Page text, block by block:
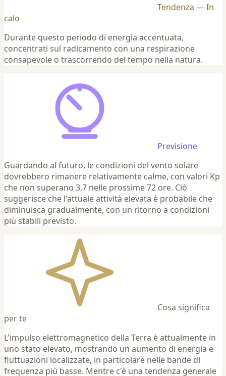
Tendenza — In
calo
Durante questo periodo di energia accentuata,
concentrati sul radicamento con una respirazione
consapevole o trascorrendo del tempo nella natura.
Previsione
Guardando al futuro, le condizioni del vento solare
dovrebbero rimanere relativamente calme, con valori Kp
che non superano 3,7 nelle prossime 72 ore. Ciò
suggerisce che l'attuale attività elevata è probabile che
diminuisca gradualmente, con un ritorno a condizioni
più stabili previsto.
Cosa significa
per te
L'impulso elettromagnetico della Terra è attualmente in
uno stato elevato, mostrando un aumento di energia e
fluttuazioni localizzate, in particolare nelle bande di
frequenza più basse. Mentre c'è una tendenza generale